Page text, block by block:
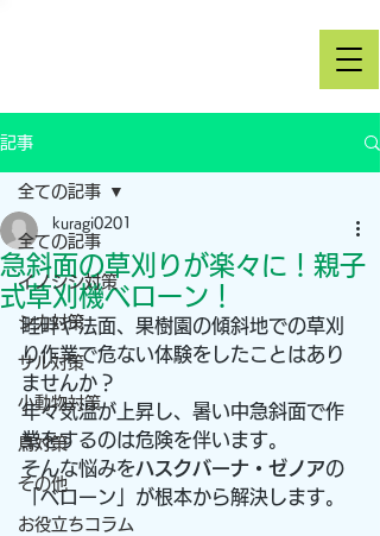
記事
全ての記事
イノシシ対策
シカ対策
サル対策
小動物対策
鳥対策
その他
お役立ちコラム
全ての記事
急斜面の草刈りが楽々に！親子
式草刈機ベローン！
kuragi0201
畦畔や法面、果樹園の傾斜地での草刈
り作業で危ない体験をしたことはあり
ませんか？
年々気温が上昇し、暑い中急斜面で作
業をするのは危険を伴います。
そんな悩みをハスクバーナ・ゼノアの
「ベローン」が根本から解決します。